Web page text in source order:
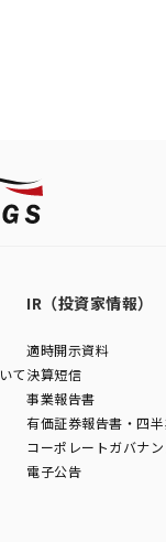
て
IR（投資家情報）
適時開示資料
決算短信
事業報告書
有価証券報告書・四
コーポレートガバナ
電子公告